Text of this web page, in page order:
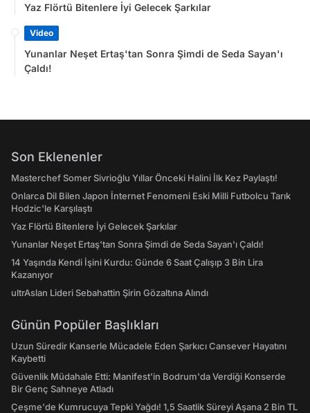
Yaz Flörtü Bitenlere İyi Gelecek Şarkılar
Video
Yunanlar Neşet Ertaş'tan Sonra Şimdi de Seda Sayan'ı
Çaldı!
Son Eklenenler
Masterchef Somer Sivrioğlu Yıllar Önceki Halini İlk Kez Paylaştı!
Onlarca Dil Bilen Japon İnternet Fenomeni Eski Milli Futbolcu Tarık
Hodzic'le Karşılaştı
Yaz Flörtü Bitenlere İyi Gelecek Şarkılar
Yunanlar Neşet Ertaş'tan Sonra Şimdi de Seda Sayan'ı Çaldı!
14 Yaşında Kendi İşini Kurdu: Günde 6 Saat Çalışıp 3 Bin Lira
Kazanıyor
ultrAslan Lideri Sebahattin Şirin Gözaltına Alındı
Günün Popüler Başlıkları
Uzun Süredir Kanserle Mücadele Eden Şarkıcı Cansever Hayatını
Kaybetti
Güvenlik Müdahale Etti: Manifest'in Bodrum'da Verdiği Konserde
Bir Genç Sahneye Atladı
Çeşme'de Kumrucuya Tepki Yağdı! 1,5 Saatlik Süreyi Aşana 2 Bin TL